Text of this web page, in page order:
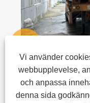
Vi använder
webbupplevelse,
och anpassa
denna sida